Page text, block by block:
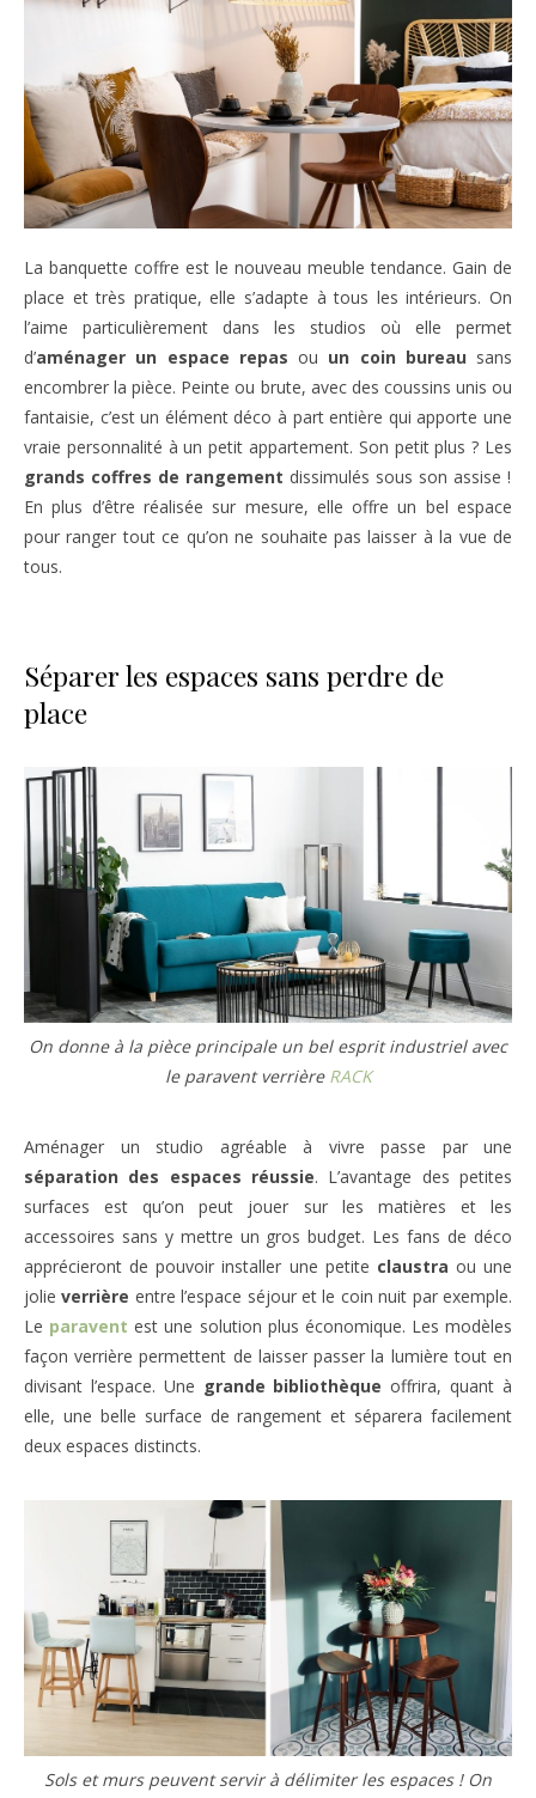
La banquette coffre est le nouveau meuble tendance. Gain de
place et très pratique, elle s’adapte à tous les intérieurs. On
l’aime particulièrement dans les studios où elle permet
d’aménager un espace repas ou un coin bureau sans
encombrer la pièce. Peinte ou brute, avec des coussins unis ou
fantaisie, c’est un élément déco à part entière qui apporte une
vraie personnalité à un petit appartement. Son petit plus ? Les
grands coffres de rangement dissimulés sous son assise !
En plus d’être réalisée sur mesure, elle offre un bel espace
pour ranger tout ce qu’on ne souhaite pas laisser à la vue de
tous.
Séparer les espaces sans perdre de
place
On donne à la pièce principale un bel esprit industriel avec
le paravent verrière RACK
Aménager un studio agréable à vivre passe par une
séparation des espaces réussie. L’avantage des petites
surfaces est qu’on peut jouer sur les matières et les
accessoires sans y mettre un gros budget. Les fans de déco
apprécieront de pouvoir installer une petite claustra ou une
jolieverrière entre l’espace séjour et le coin nuit par exemple.
Le paravent est une solution plus économique. Les modèles
façon verrière permettent de laisser passer la lumière tout en
divisant l’espace. Une grande bibliothèque offrira, quant à
elle, une belle surface de rangement et séparera facilement
deux espaces distincts.
Sols et murs peuvent servir à délimiter les espaces ! On